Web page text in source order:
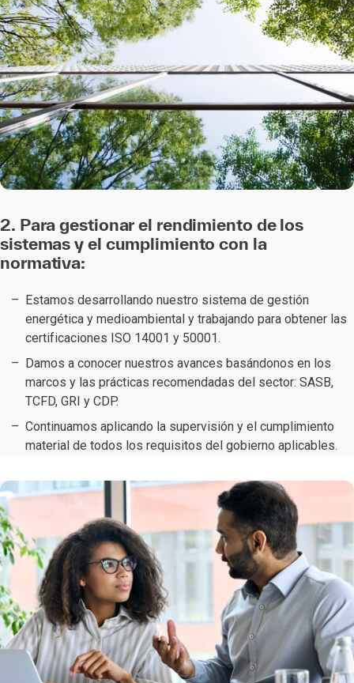
2. Para gestionar el rendimiento de los
sistemas y el cumplimiento con la
normativa:
Estamos desarrollando nuestro sistema de gestión
energética y medioambiental y trabajando para obtener las
certificaciones ISO 14001 y 50001.
Damos a conocer nuestros avances basándonos en los
marcos y las prácticas recomendadas del sector: SASB,
TCFD, GRI y CDP.
Continuamos aplicando la supervisión y el cumplimiento
material de todos los requisitos del gobierno aplicables.